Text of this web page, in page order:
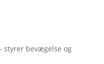
styrer bevægelse og